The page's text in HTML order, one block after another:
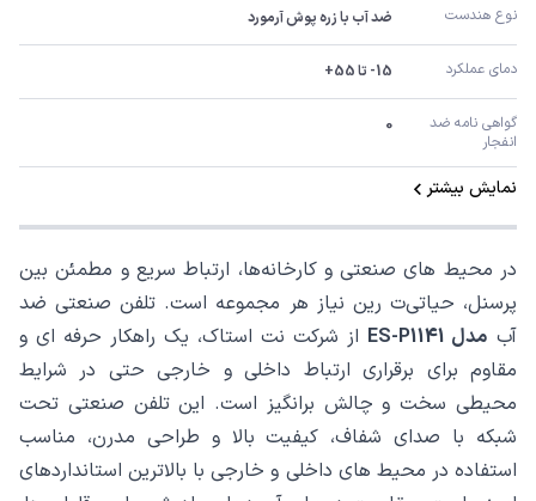
نوع هندست ضد آب با زره پوش آرمورد
دمای عملکرد 15- تا 55+
انفجار
0
نمایش بیشتر
در محیط‌ های صنعتی و کارخانه‌ها، ارتباط سریع و مطمئن بین
پرسنل، حیاتی‌ت رین نیاز هر مجموعه است. تلفن صنعتی ضد
آب مدل ES-P1141
از شرکت نت استاک، یک راهکار حرفه ‌ای و
مقاوم برای برقراری ارتباط داخلی و خارجی حتی در شرایط
محیطی سخت و چالش ‌برانگیز است. این تلفن صنعتی تحت
شبکه با صدای شفاف، کیفیت بالا و طراحی مدرن، مناسب
استفاده در محیط‌ های داخلی و خارجی با بالاترین استانداردهای